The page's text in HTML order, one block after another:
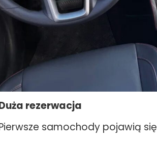
rezerwacja
samochody pojawią